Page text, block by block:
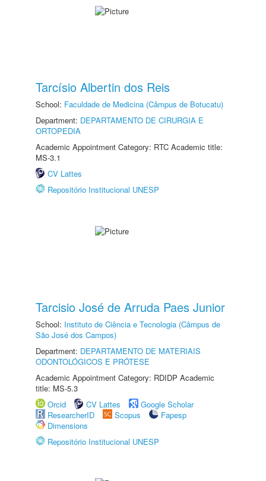
Tarcísio Albertin dos Reis
School: Faculdade de Medicina (Câmpus de Botucatu)
Department: DEPARTAMENTO DE CIRURGIA E
ORTOPEDIA
Academic Appointment Category: RTC Academic title:
MS-3.1
CV Lattes
Repositório Institucional UNESP
Tarcisio José de Arruda Paes Junior
School: Instituto de Ciência e Tecnologia (Câmpus de
São José dos Campos)
Department: DEPARTAMENTO DE MATERIAIS
ODONTOLÓGICOS E PRÓTESE
Academic Appointment Category: RDIDP Academic
title: MS-5.3
Orcid
CV Lattes
Google Scholar
ResearcherID
Scopus
Fapesp
Dimensions
Repositório Institucional UNESP